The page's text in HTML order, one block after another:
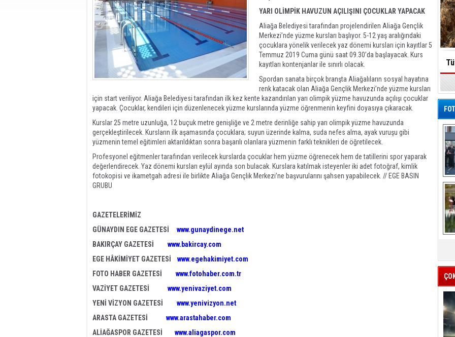
YARI OLİMPİK HAVUZUN AÇILIŞINI ÇOCUKLAR YAPACAK
Aliağa Belediyesi tarafından projelendirilen Aliağa Gençlik
Merkezi’nde yüzme kursları başlıyor. 5-12 yaş aralığındaki
çocuklara yönelik verilecek yaz dönemi kursları için kayıtlar 5
Temmuz 2019 Cuma günü saat 09.30’da başlayacak. Kurs
kayıtları kontenjanlar ile sınırlı olacak.
Spordan sanata birçok branşta Aliağalıların sosyal hayatına
renk katacak olan Aliağa Gençlik Merkezi’nde yüzme kursları
için start veriliyor. Aliağa Belediyesi tarafından ilk kez kente kazandırılan yarı olimpik yüzme havuzunda açılışı çocuklar
yapacak. Çocuklar, kendileri için düzenlenecek yüzme kurslarında yüzme öğrenmenin keyfini doyasıya çıkaracak.
Kurslar 25 metre uzunluğa, 12 buçuk metre genişliğe ve 2 metre derinliğe sahip yarı olimpik yüzme havuzunda
gerçekleştirilecek. Kursların ilk aşamasında çocuklara; suyun üzerinde kalma, suda nefes alma, ayak vuruşu gibi
yüzmenin temel eğitimleri aktarıldıktan sonra başarılı olanlara yüzmenin farklı teknikleri de öğretilecek.
Profesyonel eğitmenler tarafından verilecek kurslarda çocuklar hem yüzme öğrenecek hem de tatillerini spor yaparak
değerlendirecek. Yaz dönemi kursları eylül ayında son bulacak. Kurslara katılmak isteyenler iki adet fotoğraf, kimlik
fotokopisi ve ikametgah adresi ile birlikte Aliağa Gençlik Merkezi’ne başvurularını şahsen yapabilecek. // EGE BASIN
GRUBU
GAZETELERİMİZ
GÜNAYDIN EGE GAZETESİ
www.gunaydinege.net
BAKIRÇAY GAZETESİ www.bakircay.com
EGE HÂKİMİYET GAZETESİ
www.egehakimiyet.com
FOTO HABER GAZETESİ
www.fotohaber.com.tr
VAZİYET GAZETESİ www.yenivaziyet.com
YENİ VİZYON GAZETESİ
www.yenivizyon.net
ARASTA GAZETESİ www.arastahaber.com
ALİAĞASPOR GAZETESİ
www.aliagaspor.com